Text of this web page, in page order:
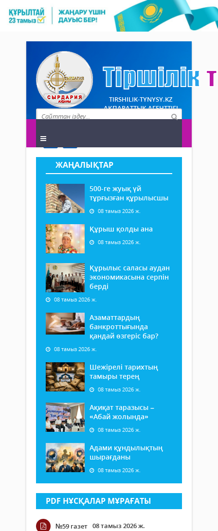
TIRSHILIK-TYNYSY.KZ
АҚПАРАТТЫҚ АГЕНТТІГІ
ЖАҢАЛЫҚТАР
500-ге жуық үй
тұрғызған құрылысшы
08 тамыз 2026 ж.
Құрыш қолды ана
08 тамыз 2026 ж.
Құрылыс саласы аудан
экономикасына серпін
берді
08 тамыз 2026 ж.
Азаматтардың
банкроттығында
қандай өзгеріс бар?
08 тамыз 2026 ж.
Шежірелі тарихтың
тамыры терең
08 тамыз 2026 ж.
Ақиқат таразысы –
«Абай жолында»
08 тамыз 2026 ж.
Адами құндылықтың
шырағданы
08 тамыз 2026 ж.
PDF НҰСҚАЛАР МҰРАҒАТЫ
№59 газет 08 тамыз 2026 ж.